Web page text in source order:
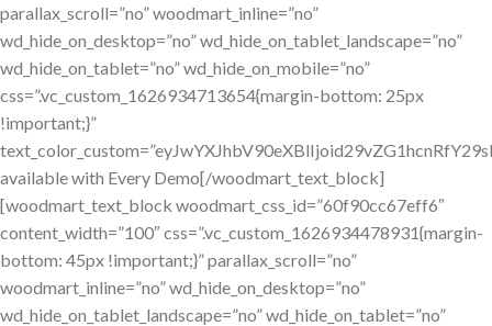
parallax_scroll=”no” woodmart_inline=”no”
wd_hide_on_desktop=”no” wd_hide_on_tablet_landscape=”no”
wd_hide_on_tablet=”no” wd_hide_on_mobile=”no”
css=”.vc_custom_1626934713654{margin-bottom: 25px
!important;}”
available with Every Demo[/woodmart_text_block]
[woodmart_text_block woodmart_css_id=”60f90cc67eff6″
content_width=”100″ css=”.vc_custom_1626934478931{margin-
bottom: 45px !important;}” parallax_scroll=”no”
woodmart_inline=”no” wd_hide_on_desktop=”no”
wd_hide_on_tablet_landscape=”no” wd_hide_on_tablet=”no”